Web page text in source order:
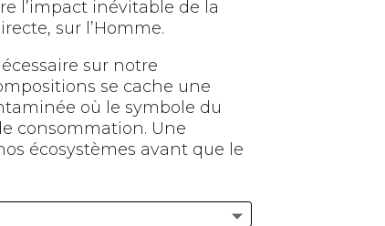
l’impact inévitable de la
sur l’Homme.
sur notre
se cache une
où le symbole du
consommation. Une
écosystèmes avant que le